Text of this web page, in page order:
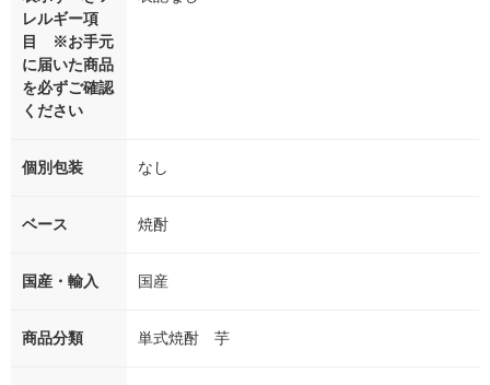
レルギー項
目 ※お手元
に届いた商品
を必ずご確認
ください
個別包装 なし
ベース 焼酎
国産・輸入 国産
商品分類 単式焼酎 芋